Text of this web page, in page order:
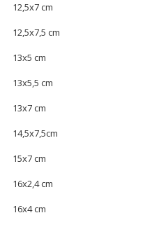
12,5x7 cm
12,5x7,5 cm
13x5 cm
13x5,5 cm
13x7 cm
14,5x7,5cm
15x7 cm
16x2,4 cm
16x4 cm